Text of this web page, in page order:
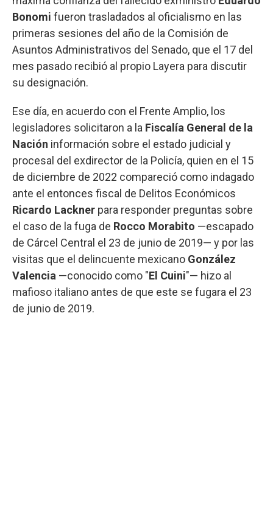
Bonomi fueron trasladados al oficialismo en las
primeras sesiones del año de la Comisión de
Asuntos Administrativos del Senado, que el 17 del
mes pasado recibió al propio Layera para discutir
su designación.
Ese día, en acuerdo con el Frente Amplio, los
legisladores solicitaron a la Fiscalía General de la
Nación información sobre el estado judicial y
procesal del exdirector de la Policía, quien en el 15
de diciembre de 2022 compareció como indagado
ante el entonces fiscal de Delitos Económicos
Ricardo Lackner para responder preguntas sobre
el caso de la fuga de Rocco Morabito —escapado
de Cárcel Central el 23 de junio de 2019— y por las
visitas que el delincuente mexicano González
Valencia —conocido como "El Cuini"— hizo al
mafioso italiano antes de que este se fugara el 23
de junio de 2019.